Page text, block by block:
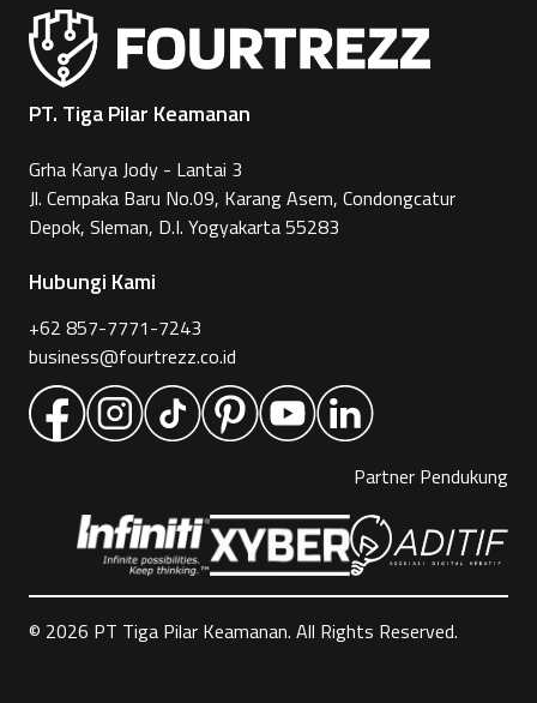
PT. Tiga Pilar Keamanan
Grha Karya Jody - Lantai 3
Jl. Cempaka Baru No.09, Karang Asem, Condongcatur
Depok, Sleman, D.I. Yogyakarta 55283
Hubungi Kami
+62 857-7771-7243
business@fourtrezz.co.id
Partner Pendukung
© 2026 PT Tiga Pilar Keamanan. All Rights Reserved.